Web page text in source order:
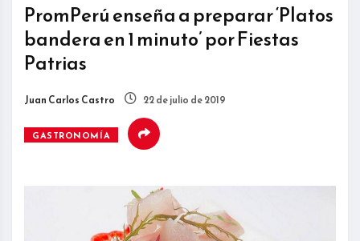
PromPerú enseña a preparar ‘Platos
bandera en 1 minuto’ por Fiestas
Patrias
Juan Carlos Castro 22 de julio de 2019
GASTRONOMÍA